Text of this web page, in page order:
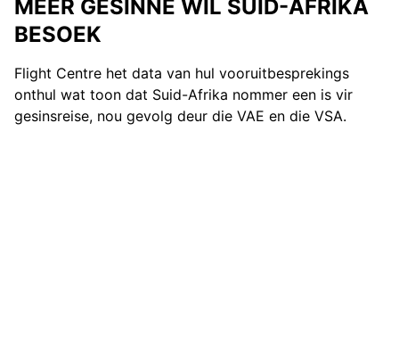
MEER GESINNE WIL SUID-AFRIKA
BESOEK
Flight Centre het data van hul vooruitbesprekings
onthul wat toon dat Suid-Afrika nommer een is vir
gesinsreise, nou gevolg deur die VAE en die VSA.